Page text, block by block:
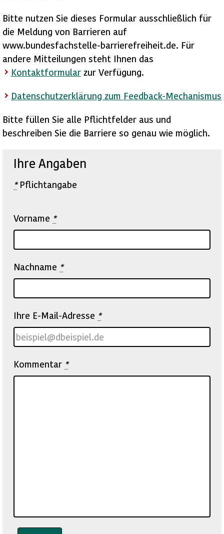
Bitte nutzen Sie dieses Formular ausschließlich für
die Meldung von Barrieren auf
www.bundesfachstelle-barrierefreiheit.de. Für
andere Mitteilungen steht Ihnen das
Kontaktformular zur Verfügung.
Datenschutzerklärung zum Feedback-Mechanismus
Bitte füllen Sie alle Pflichtfelder aus und
beschreiben Sie die Barriere so genau wie möglich.
Ihre Angaben
*Pflichtangabe
Vorname *
Nachname *
Ihre E-Mail-Adresse *
Kommentar *